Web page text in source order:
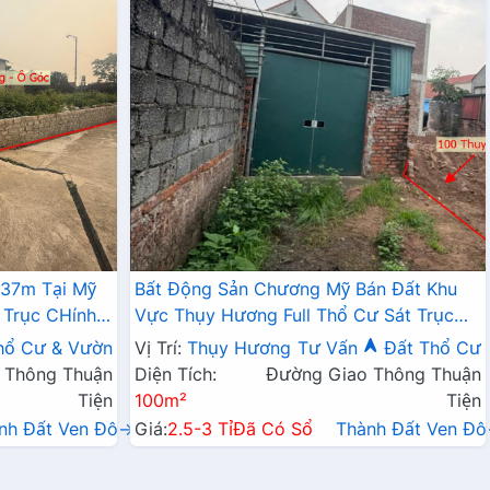
Tại Mỹ
CHính
Cư & Vườn
Thuận
Tiện
Đất Ven Đô→
Bất Động Sản Chương Mỹ Bán Đất Khu
Vực Thụy Hương Full Thổ Cư Sát Trục
Chính Kinh Doanh Liên Xã
Vị Trí: Thụy Hương Tư Vấn
Đất Thổ Cư
Diện Tích:
100m²
Đường Giao Thông Thuận
Tiện
Giá:2.5-3 TỉĐã Có Sổ Thành Đất Ven